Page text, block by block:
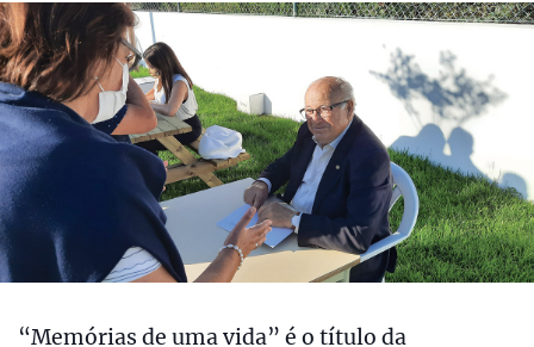
“Memórias de uma vida” é o título da